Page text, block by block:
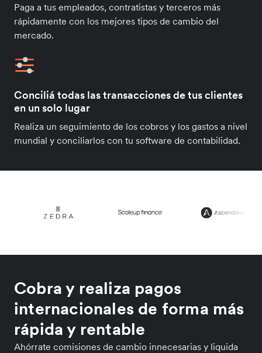
Paga a tus empleados, contratistas y terceros más
rápidamente con los mejores tipos de cambio del
mercado.
Conciliá todas las transacciones de tus clientes
en un solo lugar
Realiza un seguimiento de los cobros y los gastos a nivel
mundial y conciliarlos con tu software de contabilidad.
Cobra y realiza pagos
internacionales de forma más
rápida y rentable
Ahórrate comisiones de cambio innecesarias y liquida